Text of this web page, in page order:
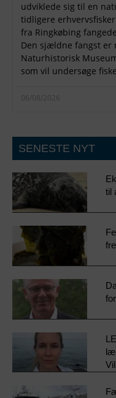
udviklede sig til en
tidligere
fra Ringkøbing
Den sjældne fangst
Naturhistorisk
som vil undersøge
06/08/2026
SENESTE NYT
til